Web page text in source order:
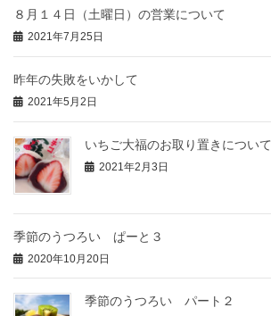
８月１４日（土曜日）の営業について
2021年7月25日
昨年の失敗をいかして
2021年5月2日
いちご大福のお取り置きについて
2021年2月3日
季節のうつろい ぱーと３
2020年10月20日
季節のうつろい パート２